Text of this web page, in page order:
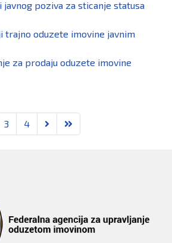
javnog poziva za sticanje statusa
trajno oduzete imovine javnim
za prodaju oduzete imovine
3 4